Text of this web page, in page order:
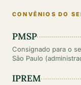
CONVÊNIOS DO
PMSP
Consignado para o
São Paulo
IPREM